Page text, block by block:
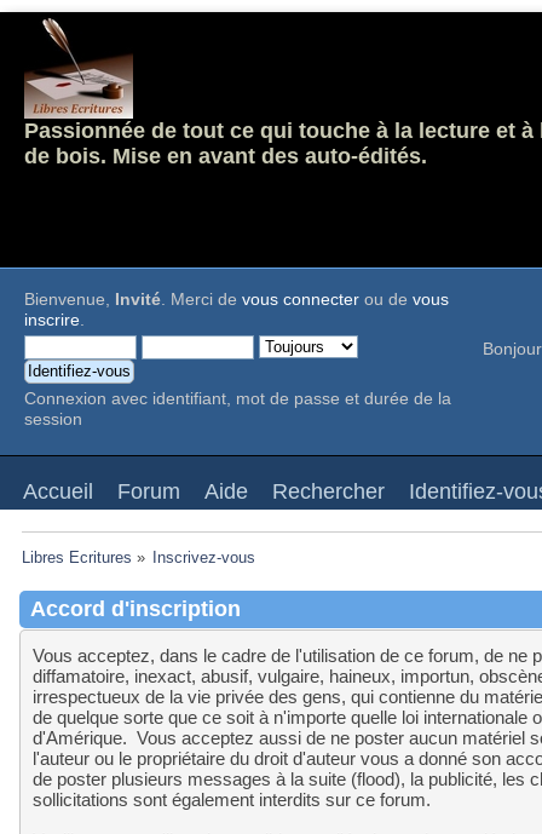
Passionnée de tout ce qui touche à la lecture et
de bois. Mise en avant des auto-édités.
Bienvenue, Invité. Merci de vous connecter ou de vous
inscrire.
Connexion avec identifiant, mot de passe et durée de la
session
Accueil Forum Aide Rechercher Identifiez-
Libres Ecritures » Inscrivez-vous
Accord d'inscription
Vous acceptez, dans le cadre de l'utilisation de ce forum, de ne
diffamatoire, inexact, abusif, vulgaire, haineux, importun,
irrespectueux de la vie privée des gens, qui contienne du
de quelque sorte que ce soit à n'importe quelle loi internationale
d'Amérique. Vous acceptez aussi de ne poster aucun matériel
l'auteur ou le propriétaire du droit d'auteur vous a donné son
de poster plusieurs messages à la suite (flood), la publicité, les
sollicitations sont également interdits sur ce forum.